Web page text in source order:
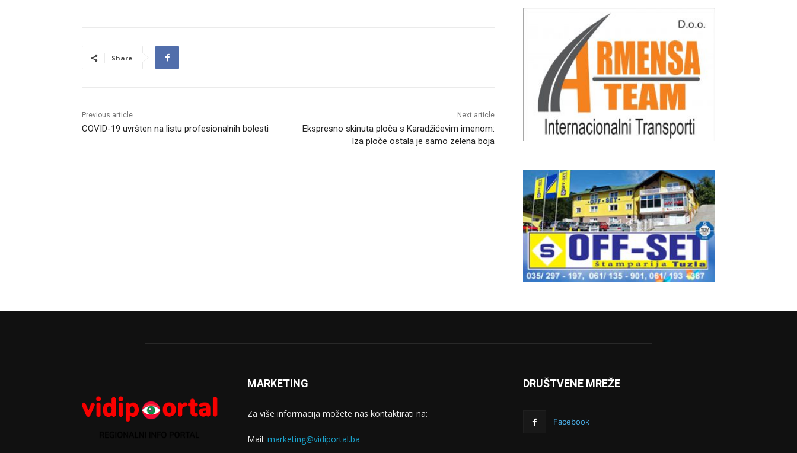
Share
Previous article
COVID-19 uvršten na listu profesionalnih bolesti
Next article
Ekspresno skinuta ploča s Karadžićevim imenom:
Iza ploče ostala je samo zelena boja
MARKETING
Za više informacija možete nas kontaktirati na:
Mail: marketing@vidiportal.ba
DRUŠTVENE MREŽE
Facebook